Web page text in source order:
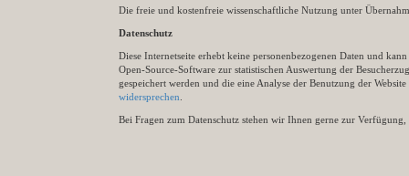
Die freie und kostenfreie wissenschaftliche Nutzung unter
Datenschutz
Diese Internetseite erhebt keine personenbezogenen Daten und
Open-Source-Software zur statistischen Auswertung der
gespeichert werden und die eine Analyse der Benutzung der
widersprechen
Bei Fragen zum Datenschutz stehen wir Ihnen gerne zur